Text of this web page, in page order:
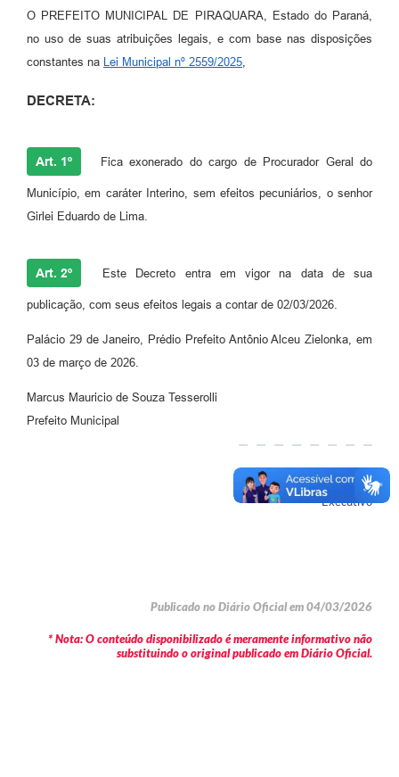
O PREFEITO MUNICIPAL DE PIRAQUARA, Estado do Paraná,
no uso de suas atribuições legais, e com base nas disposições
constantes na Lei Municipal nº 2559/2025,
DECRETA:
Art. 1º Fica exonerado do cargo de Procurador Geral do
Município, em caráter Interino, sem efeitos pecuniários, o senhor
Girlei Eduardo de Lima.
Art. 2º Este Decreto entra em vigor na data de sua
publicação, com seus efeitos legais a contar de 02/03/2026.
Palácio 29 de Janeiro, Prédio Prefeito Antônio Alceu Zielonka, em
03 de março de 2026.
Marcus Mauricio de Souza Tesserolli
Prefeito Municipal
Autor
Executivo
Publicado no Diário Oficial em 04/03/2026
* Nota: O conteúdo disponibilizado é meramente informativo não
substituindo o original publicado em Diário Oficial.